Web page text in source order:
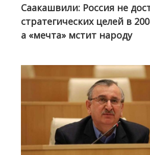
Саакашвили: Россия не
стратегических целей в
а «мечта» мстит народу